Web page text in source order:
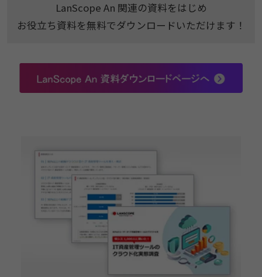
LanScope An 関連の資料をはじめ
お役立ち資料を無料でダウンロードいただけます！